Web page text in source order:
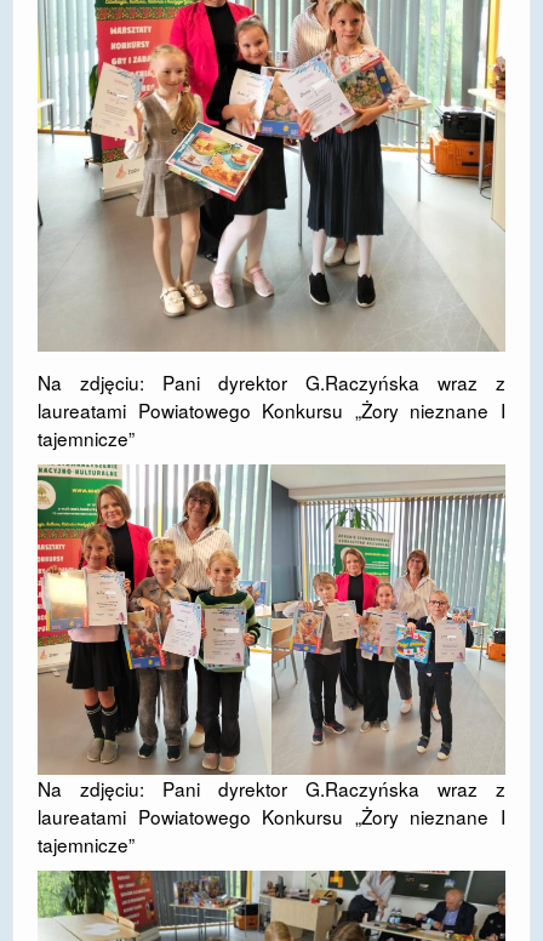
Na zdjęciu: Pani dyrektor G.Raczyńska wraz z
laureatami Powiatowego Konkursu „Żory nieznane I
tajemnicze”
Na zdjęciu: Pani dyrektor G.Raczyńska wraz z
laureatami Powiatowego Konkursu „Żory nieznane I
tajemnicze”